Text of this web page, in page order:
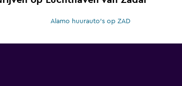
Alamo huurauto's op ZAD